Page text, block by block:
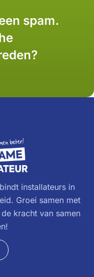
spam.
installateurs in
Groei samen met
kracht van samen